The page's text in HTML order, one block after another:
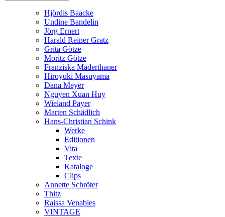
Hjördis Baacke
Undine Bandelin
Jörg Ernert
Harald Reiner Gratz
Grita Götze
Moritz Götze
Franziska Maderthaner
Hiroyuki Masuyama
Dana Meyer
Nguyen Xuan Huy
Wieland Payer
Marten Schädlich
Hans-Christian Schink
Werke
Editionen
Vita
Texte
Kataloge
Clips
Annette Schröter
Thitz
Raissa Venables
VINTAGE